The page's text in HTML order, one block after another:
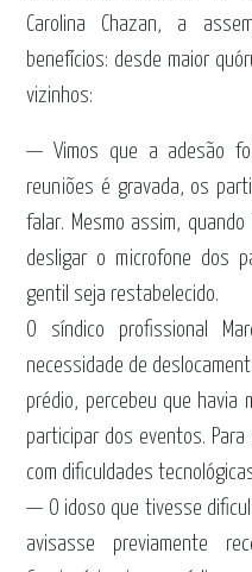
Carolina Chazan, a
benefícios: desde maior
vizinhos:
— Vimos que a adesão
reuniões é gravada, os
falar. Mesmo assim,
desligar o microfone dos
gentil seja restabelecido.
O síndico profissional
necessidade de
prédio, percebeu que havia
participar dos eventos.
com dificuldades
— O idoso que tivesse
avisasse previamente